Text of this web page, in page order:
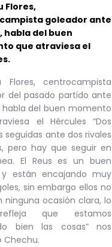
Flores,
goleador ante
habla del buen
que atraviesa el
Flores, centrocampista
del pasado partido ante
habla del buen momento
el Hércules “Dos
seguidas ante dos rivales
pero hay que seguir en
El Reus es un buen
están encajando muy
sin embargo ellos no
ninguna ocasión clara, lo
que estamos
bien las cosas” nos
Chechu.